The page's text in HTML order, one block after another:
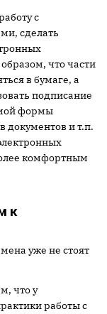
с
сделать
что части
в бумаге, а
подписание
формы
документов и т.п.
комфортным
к
уже не стоят
что у
работы с